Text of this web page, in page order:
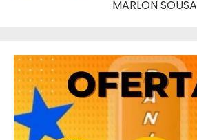
MARLON SOUSA